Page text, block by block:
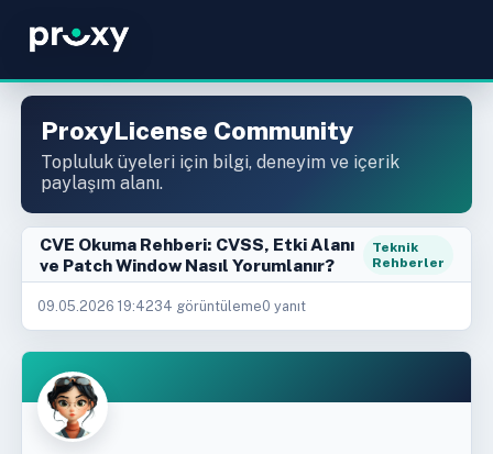
ProxyLicense Community
Topluluk üyeleri için bilgi, deneyim ve içerik
paylaşım alanı.
CVE Okuma Rehberi: CVSS, Etki Alanı
ve Patch Window Nasıl Yorumlanır?
Teknik
Rehberler
09.05.2026 19:4234 görüntüleme0 yanıt